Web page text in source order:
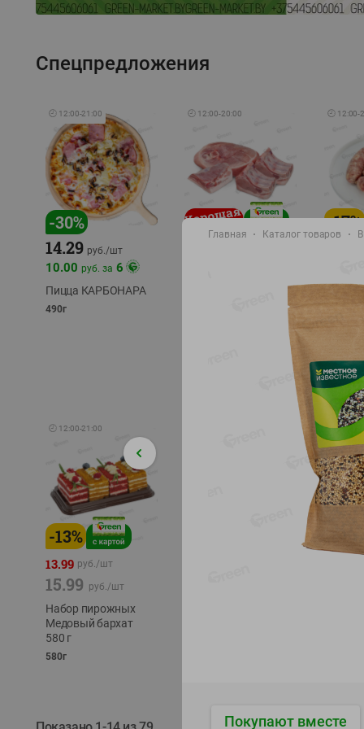
Спецпредложения
🕘 12:00-21:00
-30%
14.29 руб./шт
10.00 руб. за 6
Пицца КАРБОНАРА
490г
🕘 12:00-20:00 🕘 12:00-
-17%
🕘 12:00-21:00
-13%
13.99 руб./шт
15.99 руб./шт
Набор пирожных
Медовый бархат
580 г
580г
24
Главная Каталог товаров
Покупают вместе